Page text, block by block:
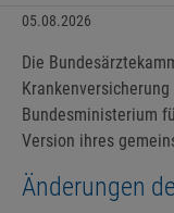
05.08.2026
Die
Bundesministerium
Version ihres
Änderungen